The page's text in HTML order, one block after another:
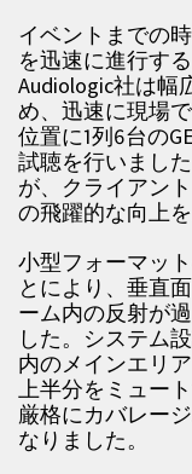
イベントまでの
を迅速に進行す
Audiologic社は幅
め、迅速に現場
位置に1列6台の
試聴を行いまし
が、クライアン
の飛躍的な向上
小型フォーマッ
とにより、垂直
ーム内の反射が
した。システム
内のメインエリ
上半分をミュー
厳格にカバレー
なりました。